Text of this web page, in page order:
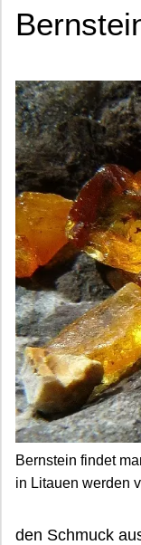
Bernstein findet
in Litauen werden
den Schmuck